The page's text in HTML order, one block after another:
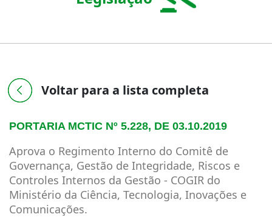
Voltar para a lista completa
PORTARIA MCTIC Nº 5.228, DE 03.10.2019
Aprova o Regimento Interno do Comitê de
Governança, Gestão de Integridade, Riscos e
Controles Internos da Gestão - COGIR do
Ministério da Ciência, Tecnologia, Inovações e
Comunicações.